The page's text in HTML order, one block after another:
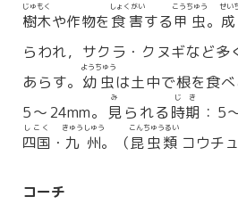
樹木
じゅもく
や作物を食害
しょくがい
する甲虫
こうちゅう
。
せい
らわれ，サクラ・クヌギなど多
あらす。 幼虫
ようちゅう
は土中で根を食べ
5〜24mm。 見
み
られる時期
じき
：5
四国
しこく
・ 九州
きゅうしゅう
。（昆虫類
こんちゅうるい
コウチ
コーチ